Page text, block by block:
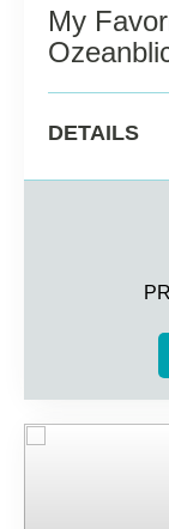
My
Zusätzliche
DETAILS